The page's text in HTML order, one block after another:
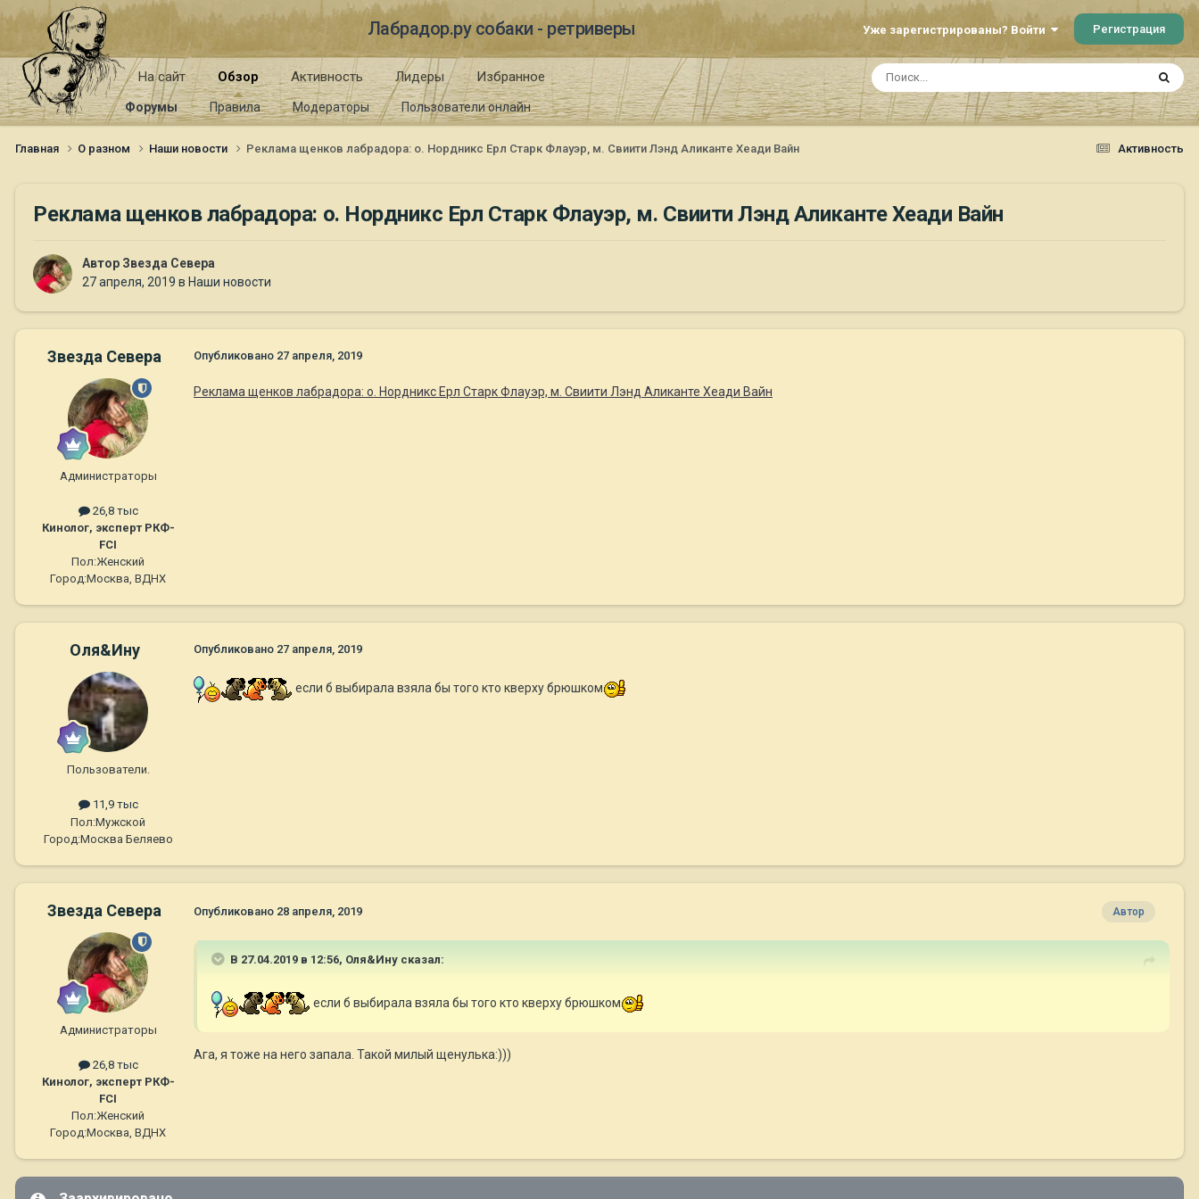
Лабрадор.ру собаки - ретриверы Уже зарегистрированы? Войти Регистрация
На сайт Обзор
Форумы Правила Модераторы Пользователи онлайн
Активность Лидеры Избранное
Активность
Главная О разном Наши новости Реклама щенков лабрадора: о. Нордникс Ерл Старк Флауэр, м. Свиити Лэнд Аликанте Хеади Вайн
Реклама щенков лабрадора: о. Нордникс Ерл Старк Флауэр, м. Свиити Лэнд Аликанте Хеади Вайн
Автор Звезда Севера
27 апреля, 2019 в Наши новости
Звезда Севера
Администраторы
26,8 тыс
Кинолог, эксперт РКФ-
FCI
Пол:Женский
Город:Москва, ВДНХ
Опубликовано 27 апреля, 2019
Реклама щенков лабрадора: о. Нордникс Ерл Старк Флауэр, м. Свиити Лэнд Аликанте Хеади Вайн
Оля&Ину
Пользователи.
11,9 тыс
Пол:Мужской
Город:Москва Беляево
Опубликовано 27 апреля, 2019
если б выбирала взяла бы того кто кверху брюшком
Звезда Севера
Администраторы
26,8 тыс
Кинолог, эксперт РКФ-
FCI
Пол:Женский
Город:Москва, ВДНХ
Автор
Опубликовано 28 апреля, 2019
В 27.04.2019 в 12:56, Оля&Ину сказал:
если б выбирала взяла бы того кто кверху брюшком
Ага, я тоже на него запала. Такой милый щенулька:)))